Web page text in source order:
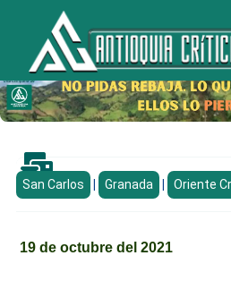

San Carlos Granada Oriente
19 de octubre del 2021